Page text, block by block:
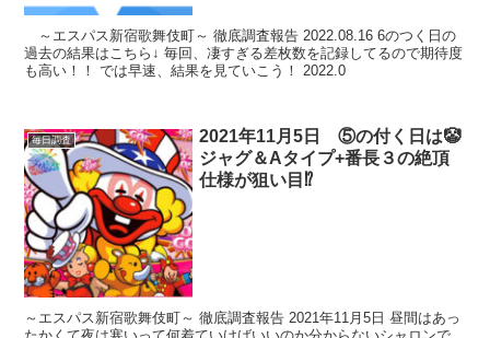
～エスパス新宿歌舞伎町～ 徹底調査報告 2022.08.16 6のつく日の
過去の結果はこちら↓ 毎回、凄すぎる差枚数を記録してるので期待度
も高い！！ では早速、結果を見ていこう！ 2022.0
毎日調査
2021年11月5日 ⑤の付く日は🤡
ジャグ＆Aタイプ+番長３の絶頂
仕様が狙い目⁉
～エスパス新宿歌舞伎町～ 徹底調査報告 2021年11月5日 昼間はあっ